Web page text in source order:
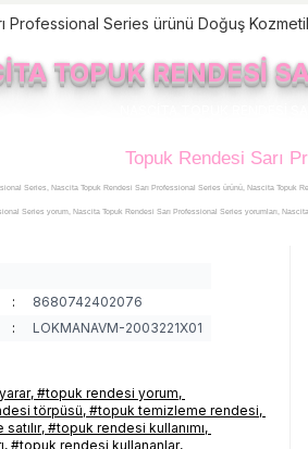
Professional Series ürünü Doğuş
TOPUK RENDESİ
Topuk Rendesi Sarı
Series, Nascita Topuk Rendesi Sarı Professional Series ürünü, Nascita Topuk
Series yorum, Nascita Topuk Rendesi Sarı Professional Series yorumları,
Sarı Professional Series nerede satılır, Nascita Topuk Rendesi Sarı
Nascita Topuk Rendesi Sarı Professional Series satılan, Nascita Topuk Rendesi
Topuk Rendesi Sarı Professional Series ürünü faydaları, Nascita Topuk
Sarı Professional Series ürünü hakkında, Nascita Topuk Rendesi Sarı Professional
:
8680742402076
: LOKMANAVM-2003221X01
, #topuk rendesi yorum,
törpüsü, #topuk temizleme rendesi,
, #topuk rendesi kullanımı,
, #topuk rendesi kullananlar,